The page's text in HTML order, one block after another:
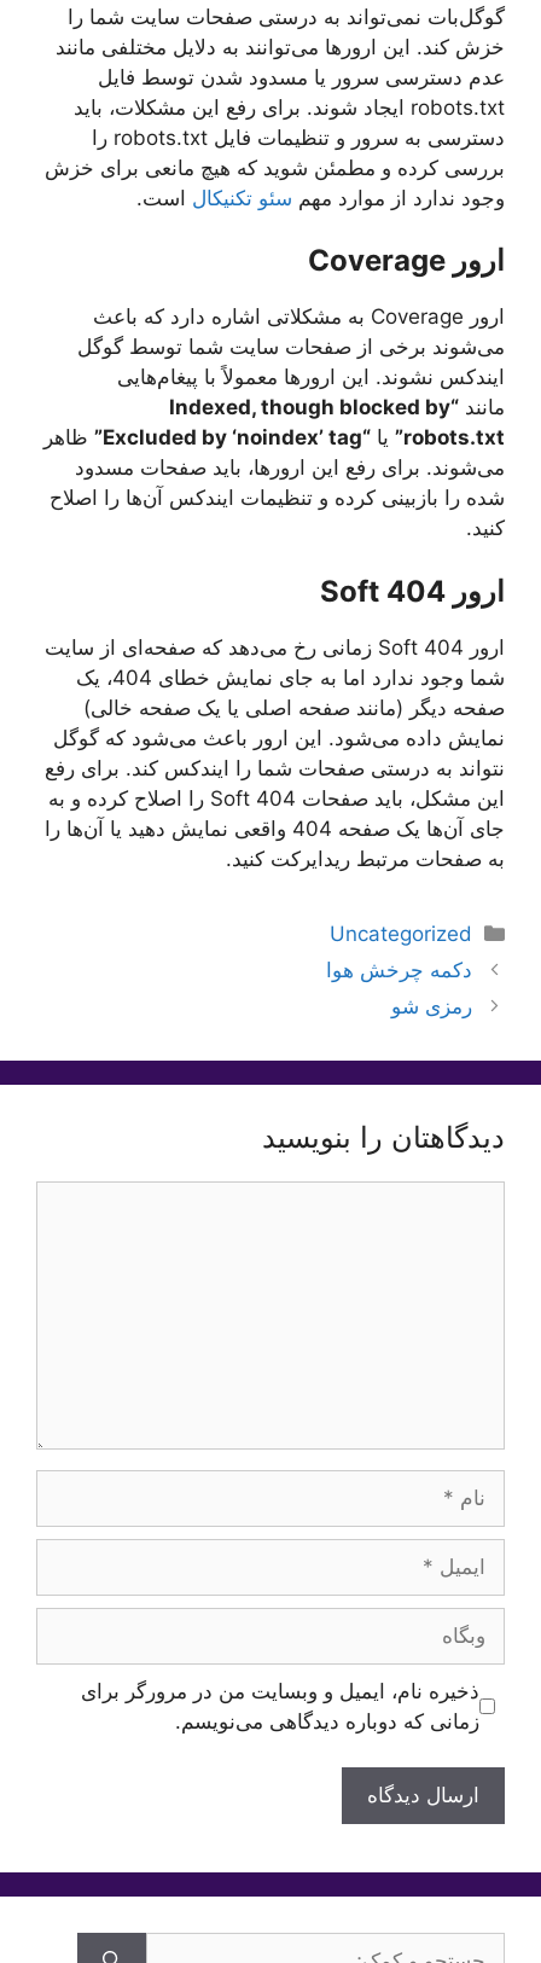
گوگل‌بات نمی‌تواند به درستی صفحات سایت شما را
خزش کند. این ارورها می‌توانند به دلایل مختلفی مانند
عدم دسترسی سرور یا مسدود شدن توسط فایل
robots.txt ایجاد شوند. برای رفع این مشکلات، باید
دسترسی به سرور و تنظیمات فایل robots.txt را
بررسی کرده و مطمئن شوید که هیچ مانعی برای خزش
وجود ندارد از موارد مهم سئو تکنیکال است.
ارور Coverage
ارور Coverage به مشکلاتی اشاره دارد که باعث
می‌شوند برخی از صفحات سایت شما توسط گوگل
ایندکس نشوند. این ارورها معمولاً با پیغام‌هایی
مانند
“Indexed, though blocked by
robots.txt”
یا “Excluded by ‘noindex’ tag”
ظاهر
می‌شوند. برای رفع این ارورها، باید صفحات مسدود
شده را بازبینی کرده و تنظیمات ایندکس آن‌ها را اصلاح
کنید.
ارور Soft 404
ارور Soft 404 زمانی رخ می‌دهد که صفحه‌ای از سایت
شما وجود ندارد اما به جای نمایش خطای 404، یک
صفحه دیگر (مانند صفحه اصلی یا یک صفحه خالی)
نمایش داده می‌شود. این ارور باعث می‌شود که گوگل
نتواند به درستی صفحات شما را ایندکس کند. برای رفع
این مشکل، باید صفحات Soft 404 را اصلاح کرده و به
جای آن‌ها یک صفحه 404 واقعی نمایش دهید یا آن‌ها را
به صفحات مرتبط ریدایرکت کنید.
دسته‌ها
Uncategorized
دکمه چرخش هوا
رمزی شو
دیدگاهتان را بنویسید
وبگاه
ذخیره نام، ایمیل و وبسایت من در مرورگر برای
زمانی که دوباره دیدگاهی می‌نویسم.